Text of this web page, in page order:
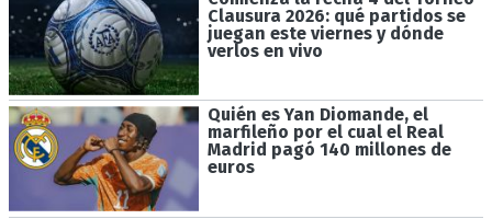
Clausura 2026: qué partidos se
juegan este viernes y dónde
verlos en vivo
Quién es Yan Diomande, el
marfileño por el cual el Real
Madrid pagó 140 millones de
euros